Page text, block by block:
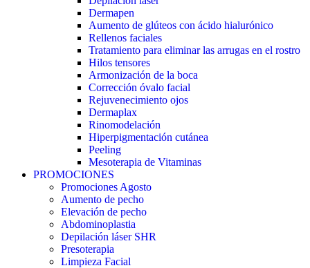
Dermapen
Aumento de glúteos con ácido hialurónico
Rellenos faciales
Tratamiento para eliminar las arrugas en el rostro
Hilos tensores
Armonización de la boca
Corrección óvalo facial
Rejuvenecimiento ojos
Dermaplax
Rinomodelación
Hiperpigmentación cutánea
Peeling
Mesoterapia de Vitaminas
PROMOCIONES
Promociones Agosto
Aumento de pecho
Elevación de pecho
Abdominoplastia
Depilación láser SHR
Presoterapia
Limpieza Facial